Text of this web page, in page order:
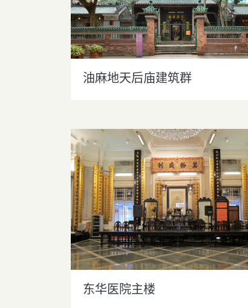
油麻地天后庙建筑群
东华医院主楼